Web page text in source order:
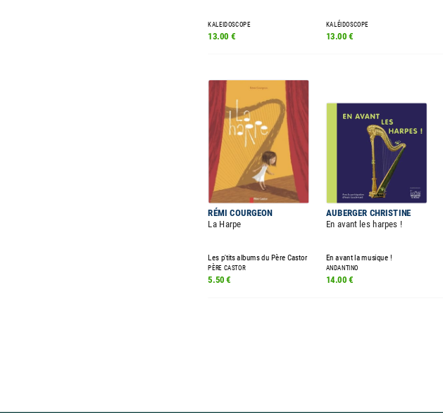
KALEIDOSCOPE KALÉIDOSCOPE
13.00 € 13.00 €
RÉMI COURGEON AUBERGER CHRISTINE
La Harpe
En avant les harpes !
Les p'tits albums du Père Castor En avant la musique !
PÈRE CASTOR ANDANTINO
5.50 € 14.00 €